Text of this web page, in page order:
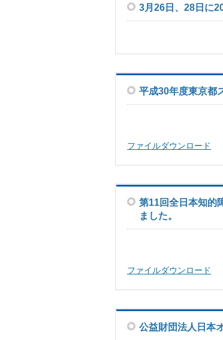
3月26日、28日に
平成30年度東京都
ファイルダウンロード
第11回全日本知的
ました。
ファイルダウンロード
公益財団法人日本